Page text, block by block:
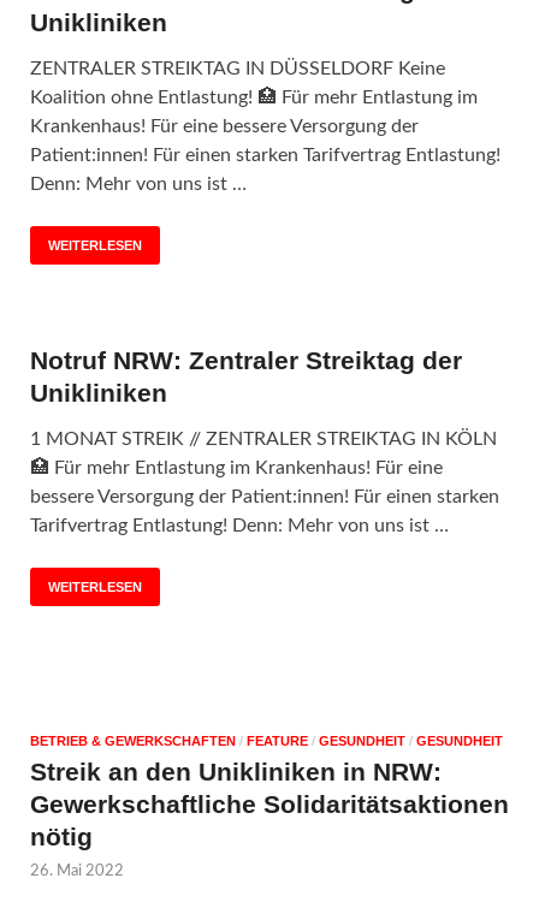
Unikliniken
ZENTRALER STREIKTAG IN DÜSSELDORF Keine
Koalition ohne Entlastung! 🏥 Für mehr Entlastung im
Krankenhaus! Für eine bessere Versorgung der
Patient:innen! Für einen starken Tarifvertrag Entlastung!
Denn: Mehr von uns ist …
WEITERLESEN
Notruf NRW: Zentraler Streiktag der
Unikliniken
1 MONAT STREIK // ZENTRALER STREIKTAG IN KÖLN
🏥 Für mehr Entlastung im Krankenhaus! Für eine
bessere Versorgung der Patient:innen! Für einen starken
Tarifvertrag Entlastung! Denn: Mehr von uns ist …
WEITERLESEN
BETRIEB & GEWERKSCHAFTEN / FEATURE / GESUNDHEIT / GESUNDHEIT
Streik an den Unikliniken in NRW:
Gewerkschaftliche Solidaritätsaktionen
nötig
26. Mai 2022